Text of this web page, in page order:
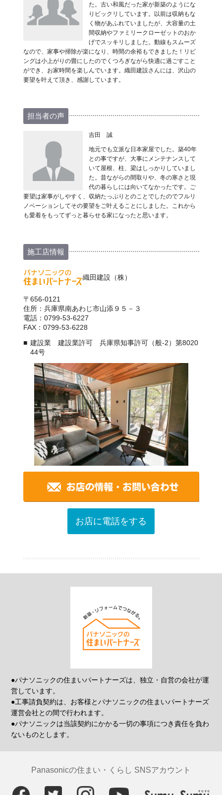
た。古い和風だった家が新築のようにな
りビックリしています。以前は収納もな
く物があふれていましたが、大容量の土
間収納やファミリークローゼットのおか
げでスッキリしました。動線もスムーズ
なので、家事や掃除が楽になり、時間の余裕もできました！リビ
ングは小上がりの畳にしたのでくつろぎながら快適に過ごすこと
ができ、お家時間を楽しんでいます。織田建設さんには、沢山の
要望を叶えて頂き、感謝しています。
担当者の声
吉田 誠
地元でも立派な日本家屋でした。築40年
との事ですが、大事にメンテナンスして
いて屋根、柱、梁はしっかりしていまし
た。昔ながらの間取りや、冬の寒さと現
代の暮らしには向いてなかったです。ご
要望は家事がしやすく、収納たっぷりとのことでしたのでフルリ
ノベーションしてその要望をご叶えることにしました。これから
も愛着をもってずっと暮らせる家になったと思います。
施工店情報
織田建設（株）
〒656-0121
住所：兵庫県南あわじ市山添９５－３
電話：0799-53-6227
FAX：0799-53-6228
建設業 建設業許可 兵庫県知事許可（般-2）第8020
44号
お店に電話をする
●パナソニックの住まいパートナーズは、独立・自営の会社が運
営しています。
●工事請負契約は、お客様とパナソニックの住まいパートナーズ
運営会社との間で行われます。
●パナソニックは当該契約にかかる一切の事項につき責任を負わ
ないものとします。
Panasonicの住まい・くらし SNSアカウント